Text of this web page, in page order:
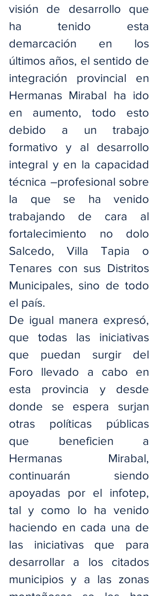
visión de desarrollo que
ha tenido esta
demarcación en los
últimos años, el sentido de
integración provincial en
Hermanas Mirabal ha ido
en aumento, todo esto
debido a un trabajo
formativo y al desarrollo
integral y en la capacidad
técnica –profesional sobre
la que se ha venido
trabajando de cara al
fortalecimiento no dolo
Salcedo, Villa Tapia o
Tenares con sus Distritos
Municipales, sino de todo
el país.
De igual manera expresó,
que todas las iniciativas
que puedan surgir del
Foro llevado a cabo en
esta provincia y desde
donde se espera surjan
otras políticas públicas
que beneficien a
Hermanas Mirabal,
continuarán siendo
apoyadas por el infotep,
tal y como lo ha venido
haciendo en cada una de
las iniciativas que para
desarrollar a los citados
municipios y a las zonas